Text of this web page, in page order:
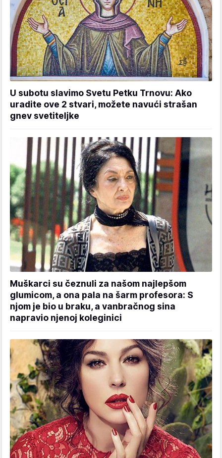
U subotu slavimo Svetu Petku Trnovu: Ako
uradite ove 2 stvari, možete navući strašan
gnev svetiteljke
Muškarci su čeznuli za našom najlepšom
glumicom, a ona pala na šarm profesora: S
njom je bio u braku, a vanbračnog sina
napravio njenoj koleginici